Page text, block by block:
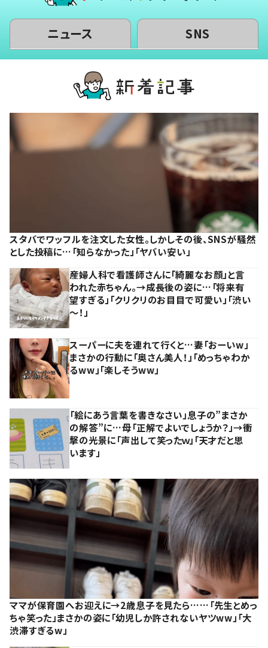
ニュース SNS
スタバでワッフルを注文した女性。しかしその後、SNSが騒然
とした投稿に…「知らなかった」「ヤバい安い」
産婦人科で看護師さんに「綺麗なお顔」と言
われた赤ちゃん。→成長後の姿に…「将来有
望すぎる」「クリクリのお目目で可愛い」「渋い
～！」
スーパーに夫を連れて行くと…妻「おーいw」
まさかの行動に「奥さん美人！」「めっちゃわか
るww」「楽しそうww」
「絵にあう言葉を書きなさい」息子の”まさか
の解答”に…母「正解でよいでしょうか？」→衝
撃の光景に「声出して笑ったｗ」「天才だと思
います」
ママが保育園へお迎えに→2歳息子を見たら……「先生とめっ
ちゃ笑った」まさかの姿に「幼児しか許されないヤツww」「大
渋滞すぎるw」